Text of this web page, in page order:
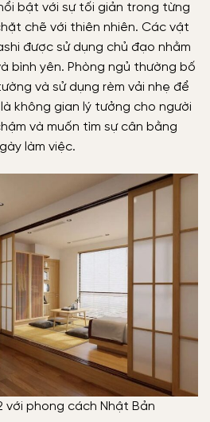
bật với sự tối giản trong từng
chẽ với thiên nhiên. Các vật
được sử dụng chủ đạo nhằm
bình yên. Phòng ngủ thường bố
và sử dụng rèm vải nhẹ để
không gian lý tưởng cho người
và muốn tìm sự cân bằng
làm việc.
với phong cách Nhật Bản